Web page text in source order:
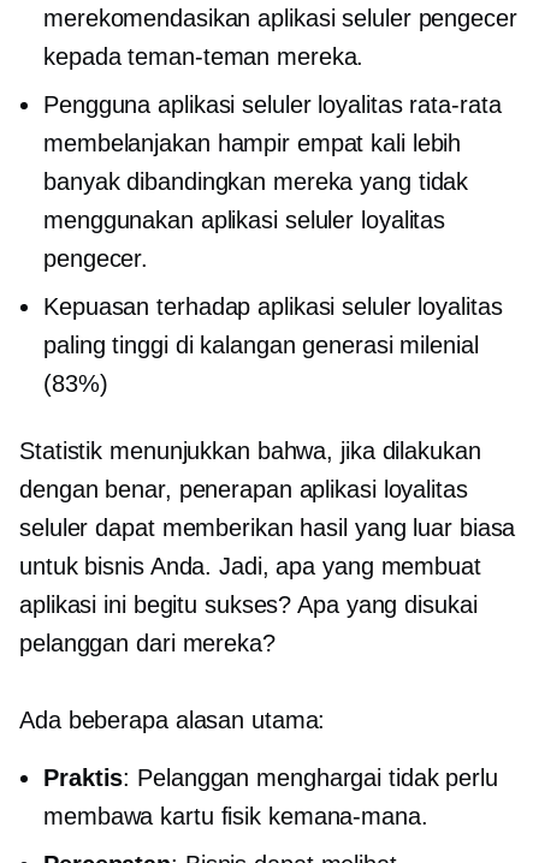
merekomendasikan aplikasi seluler pengecer
kepada teman-teman mereka.
Pengguna aplikasi seluler loyalitas rata-rata
membelanjakan hampir empat kali lebih
banyak dibandingkan mereka yang tidak
menggunakan aplikasi seluler loyalitas
pengecer.
Kepuasan terhadap aplikasi seluler loyalitas
paling tinggi di kalangan generasi milenial
(83%)
Statistik menunjukkan bahwa, jika dilakukan
dengan benar, penerapan aplikasi loyalitas
seluler dapat memberikan hasil yang luar biasa
untuk bisnis Anda. Jadi, apa yang membuat
aplikasi ini begitu sukses? Apa yang disukai
pelanggan dari mereka?
Ada beberapa alasan utama:
Praktis: Pelanggan menghargai tidak perlu
membawa kartu fisik kemana-mana.